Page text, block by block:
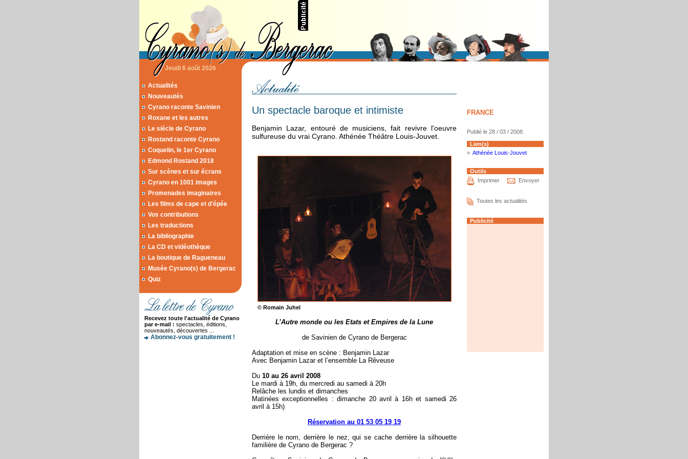
Jeudi 6 août 2026
Actualités
Nouveautés
Cyrano raconte Savinien
Roxane et les autres
Le siècle de Cyrano
Rostand raconte Cyrano
Coquelin, le 1er Cyrano
Edmond Rostand 2018
Sur scènes et sur écrans
Cyrano en 1001 images
Promenades imaginaires
Les films de cape et d'épée
Vos contributions
Les traductions
La bibliographie
La CD et vidéothèque
La boutique de Ragueneau
Musée Cyrano(s) de Bergerac
Quiz
Recevez toute l'actualité de Cyrano
par e-mail : spectacles, éditions,
nouveautés, découvertes ...
Abonnez-vous gratuitement !
Un spectacle baroque et intimiste
Benjamin Lazar, entouré de musiciens, fait revivre l'oeuvre
sulfureuse du vrai Cyrano. Athénée Théâtre Louis-Jouvet.
© Romain Juhel
L’Autre monde ou les Etats et Empires de la Lune
de Savinien de Cyrano de Bergerac
Adaptation et mise en scène : Benjamin Lazar
Avec Benjamin Lazar et l’ensemble La Rêveuse
Du 10 au 26 avril 2008
Le mardi à 19h, du mercredi au samedi à 20h
Relâche les lundis et dimanches
Matinées exceptionnelles : dimanche 20 avril à 16h et samedi 26
avril à 15h)
Réservation au 01 53 05 19 19
Derrière le nom, derrière le nez, qui se cache derrière la silhouette
familière de Cyrano de Bergerac ?
FRANCE
Publié le 28 / 03 / 2008.
Lien(s)
» Athénée Louis-Jouvet
Outils
Imprimer
Envoyer
Toutes les actualités
Publicité